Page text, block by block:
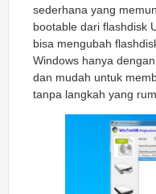
sederhana yang
bootable dari flashdisk
bisa mengubah
Windows hanya
dan mudah untuk
tanpa langkah yang